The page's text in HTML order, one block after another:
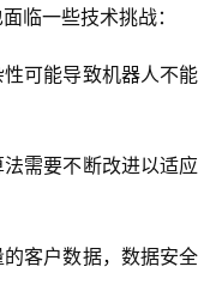
临一些技术挑战：
可能导致机器人不能
需要不断改进以适应
客户数据，数据安全